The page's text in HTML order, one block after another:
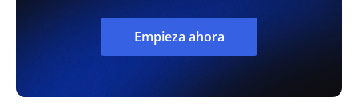
Empieza ahora